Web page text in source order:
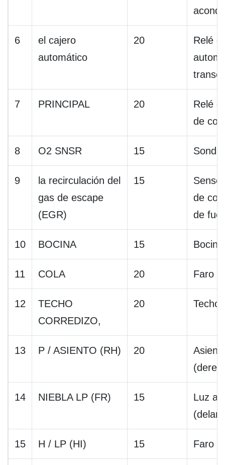
6
el cajero
automático
20
Relé
7 PRINCIPAL 20
Relé
de
8 O2 SNSR 15 Sonda
9
la recirculación del
gas de escape
(EGR)
15
de
de
10 BOCINA 15 Bocina
11 COLA 20 Faro
12
TECHO
CORREDIZO,
20 Techo
13 P / ASIENTO (RH) 20
14 NIEBLA LP (FR) 15
Luz
15 H / LP (HI) 15 Faro